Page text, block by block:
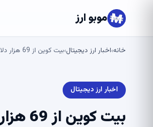
موبو ارز
خانه›اخبار ارز دیجیتال›بیت کوین از 69 هزار دلار گذشت، شورت به ارزش 196 میلیون دلار منحل شد – U.Today
اخبار ارز دیجیتال